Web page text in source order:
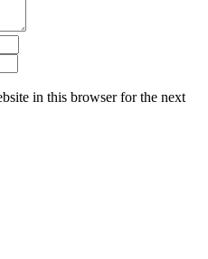
in this browser for the next